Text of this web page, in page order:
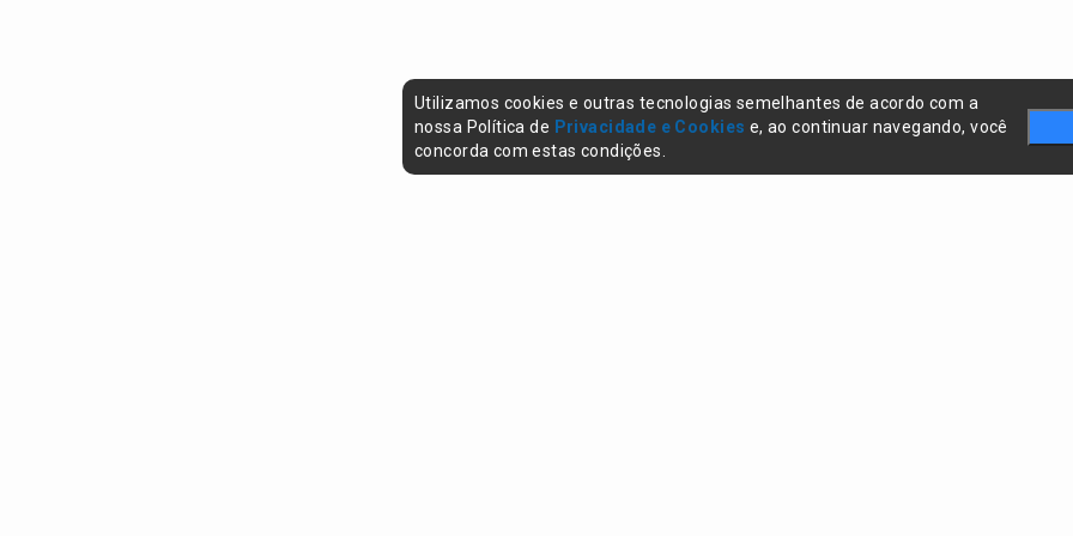
Utilizamos cookies e outras tecnologias semelhantes de acordo com a
nossa Política de Privacidade e Cookies e, ao continuar navegando, você
concorda com estas condições.